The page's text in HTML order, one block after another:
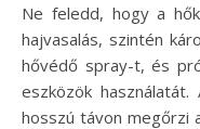
Ne feledd, hogy a
hajvasalás, szintén
hővédő spray-t, és
eszközök
hosszú távon megőrzi